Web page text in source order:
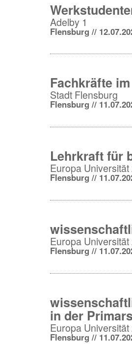
Adelby 1
Flensburg //
Fachkräfte
Stadt Flensburg
Flensburg //
Lehrkraft für
Europa
Flensburg //
Europa
Flensburg //
in der
Europa
Flensburg //